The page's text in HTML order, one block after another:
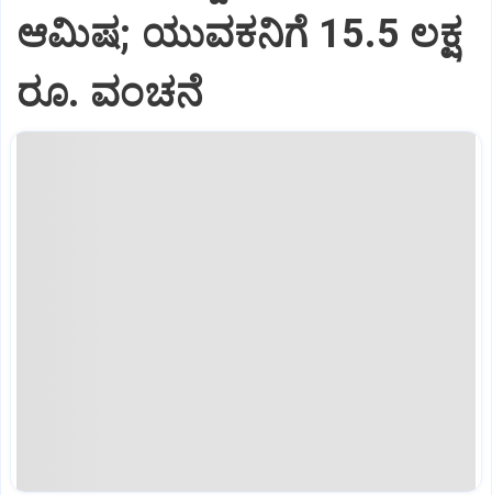
ಆಮಿಷ; ಯುವಕನಿಗೆ 15.5 ಲಕ್ಷ
ರೂ. ವಂಚನೆ